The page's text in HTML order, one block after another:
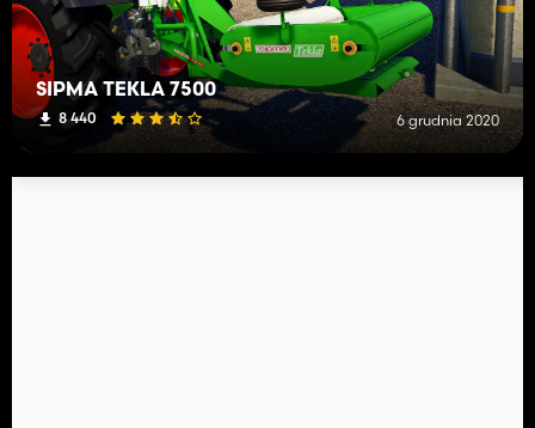
SIPMA TEKLA 7500
8 440 6 grudnia 2020